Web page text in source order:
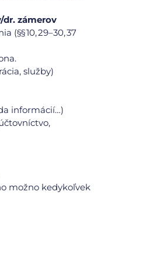
zámerov
(§§ 10, 29–30, 37
služby)
informácií…)
možno kedykoľvek